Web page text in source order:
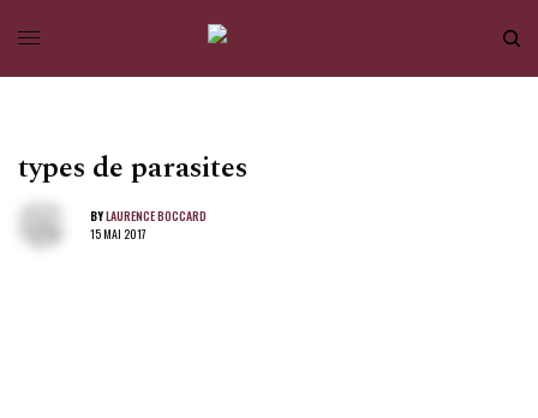
types de parasites
BYLAURENCE BOCCARD
15 MAI 2017